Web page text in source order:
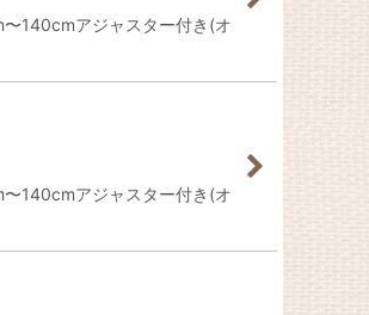
140cmアジャスター付き(オ
140cmアジャスター付き(オ